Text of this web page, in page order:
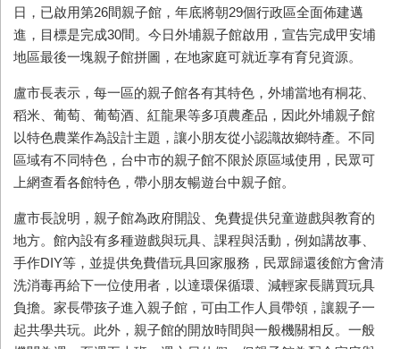
日，已啟用第26間親子館，年底將朝29個行政區全面佈建邁
進，目標是完成30間。今日外埔親子館啟用，宣告完成甲安埔
地區最後一塊親子館拼圖，在地家庭可就近享有育兒資源。
盧市長表示，每一區的親子館各有其特色，外埔當地有桐花、
稻米、葡萄、葡萄酒、紅龍果等多項農產品，因此外埔親子館
以特色農業作為設計主題，讓小朋友從小認識故鄉特產。不同
區域有不同特色，台中市的親子館不限於原區域使用，民眾可
上網查看各館特色，帶小朋友暢遊台中親子館。
盧市長說明，親子館為政府開設、免費提供兒童遊戲與教育的
地方。館內設有多種遊戲與玩具、課程與活動，例如講故事、
手作DIY等，並提供免費借玩具回家服務，民眾歸還後館方會清
洗消毒再給下一位使用者，以達環保循環、減輕家長購買玩具
負擔。家長帶孩子進入親子館，可由工作人員帶領，讓親子一
起共學共玩。此外，親子館的開放時間與一般機關相反。一般